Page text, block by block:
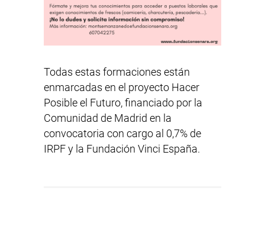
Todas estas formaciones están
enmarcadas en el proyecto Hacer
Posible el Futuro, financiado por la
Comunidad de Madrid en la
convocatoria con cargo al 0,7% de
IRPF y la Fundación Vinci España.